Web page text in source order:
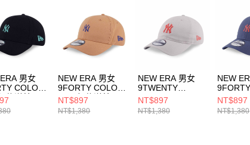
男女
COLOR
約洋基
NEW ERA 男女
9FORTY COLOR
ERA 紐約洋基
NE14499510
NT$897
NT$1,380
NEW ERA 男女
9TWENTY
COLOR ERA
FW25 紐約洋基 石
灰(骨灰)
NT$897
NT$1,380
NEW
ERA
基 褪藍
NT$897
NT$1,380